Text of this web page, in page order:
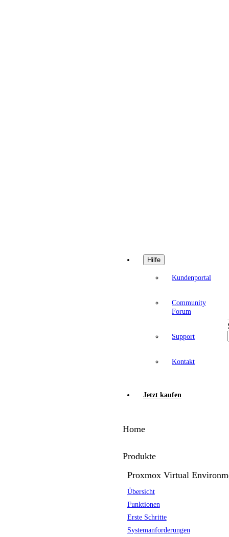
Hilfe
Kundenportal
Community
Forum
Support
Kontakt
Jetzt kaufen
Home
Produkte
Proxmox Virtual
Übersicht
Funktionen
Erste Schritte
Systemanforderungen